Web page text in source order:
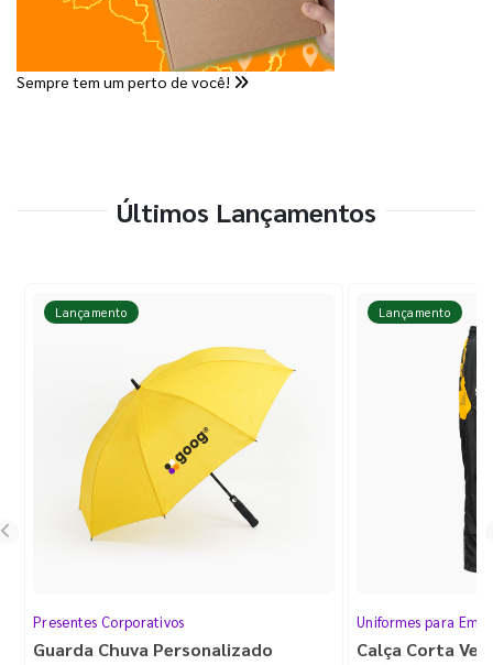
Sempre tem um perto de você!
Últimos Lançamentos
Lançamento
Presentes Corporativos
Guarda Chuva Personalizado
Lançamento
Uniformes para
Calça Corta